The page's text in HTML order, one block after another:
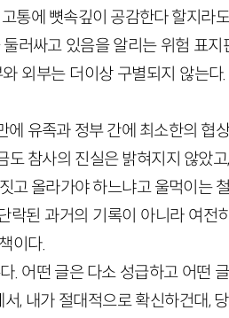
통에 뼛속깊이 공감한다 할지라
러싸고 있음을 알리는 위험 표지
외부는 더이상 구별되지 않는다
유족과 정부 간에 최소한의 협
참사의 진실은 밝혀지지 않았
고 올라가야 하느냐고 울먹이는
락된 과거의 기록이 아니라 여전
이다.
. 어떤 글은 다소 성급하고 어떤
, 내가 절대적으로 확신하건대,